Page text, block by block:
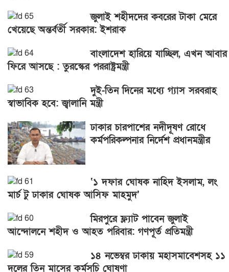
জুলাই শহীদদের কবরের টাকা মেরে
খেয়েছে অন্তর্বর্তী সরকার: ইশরাক
বাংলাদেশ হারিয়ে যাচ্ছিল, এখন আবার
ফিরে আসছে : তুরস্কের পররাষ্ট্রমন্ত্রী
দুই-তিন দিনের মধ্যে গ্যাস সরবরাহ
স্বাভাবিক হবে: জ্বালানি মন্ত্রী
ঢাকার চারপাশের নদীদূষণ রোধে
কর্মপরিকল্পনার নির্দেশ প্রধানমন্ত্রীর
‘১ দফার ঘোষক নাহিদ ইসলাম, লং
মার্চ টু ঢাকার ঘোষক আসিফ মাহমুদ’
মিরপুরে ফ্ল্যাট পাবেন জুলাই
আন্দোলনে শহীদ ও আহত পরিবার: গণপূর্ত প্রতিমন্ত্রী
১৪ নভেম্বর ঢাকায় মহাসমাবেশসহ ১১
দলের তিন মাসের কর্মসূচি ঘোষণা